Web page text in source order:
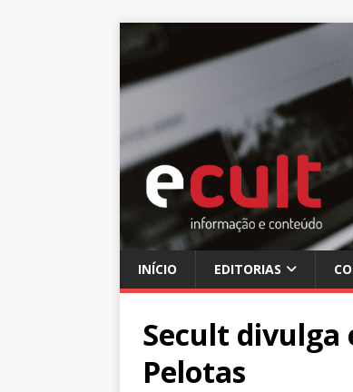
INÍCIO EDITORIAS
Secult divulga
Pelotas